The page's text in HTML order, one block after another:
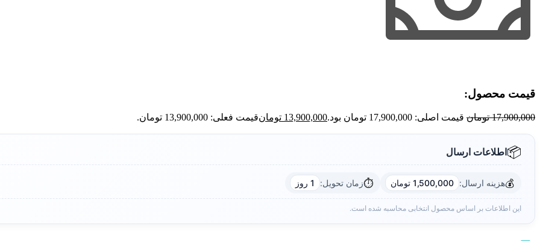
قیمت محصول:​
17,900,000 تومان قیمت اصلی: 17,900,000 تومان بود. 13,900,000 تومانقیمت فعلی: 13,900,000 تومان.
📦اطلاعات ارسال
💰هزینه ارسال: 1,500,000 تومان ⏱️زمان تحویل: 1 روز
این اطلاعات بر اساس محصول انتخابی محاسبه شده است.